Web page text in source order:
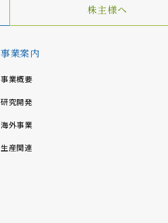
株主様へ
事業案内
事業概要
研究開発
海外事業
生産関連